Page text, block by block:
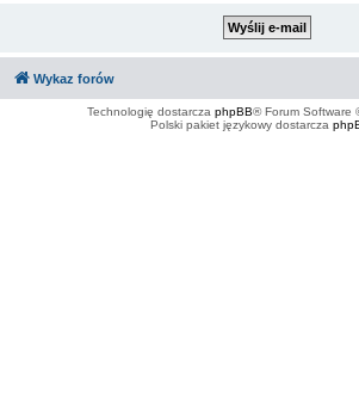
Wykaz forów
Technologię dostarcza phpBB® Forum Software
Polski pakiet językowy dostarcza